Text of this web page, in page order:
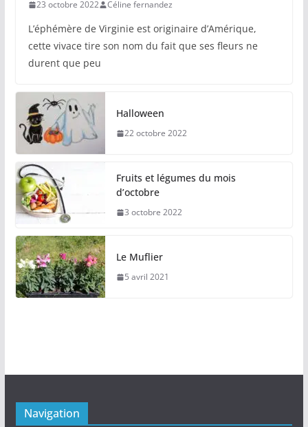
23 octobre 2022 Céline fernandez
L’éphémère de Virginie est originaire d’Amérique,
cette vivace tire son nom du fait que ses fleurs ne
durent que peu
Halloween
22 octobre 2022
Fruits et légumes du mois
d’octobre
3 octobre 2022
Le Muflier
5 avril 2021
Navigation